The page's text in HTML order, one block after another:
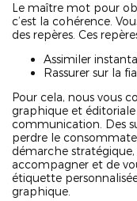
Le maître mot pour
c’est la cohérence.
des repères. Ces
Assimiler
Rassurer sur la
Pour cela, nous vous
graphique et
communication. Des
perdre le
démarche
accompagner et de
étiquette
graphique.